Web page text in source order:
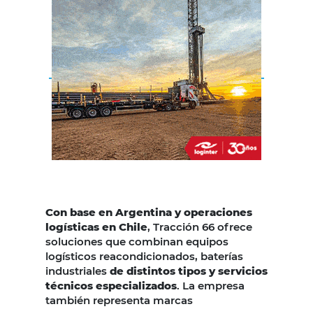
Con base en Argentina y operaciones
logísticas en Chile, Tracción 66 ofrece
soluciones que combinan equipos
logísticos reacondicionados, baterías
industriales de distintos tipos y servicios
técnicos especializados. La empresa
también representa marcas